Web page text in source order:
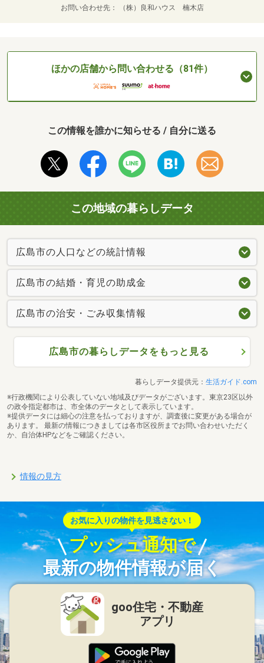
お問い合わせ先 （株）良和ハウス 楠木店
ほかの店舗から問い合わせる（81件）
この情報を誰かに知らせる / 自分に送る
この地域の暮らしデータ
広島市の人口などの統計情報
広島市の結婚・育児の助成金
広島市の治安・ごみ収集情報
広島市の暮らしデータをもっと見る
暮らしデータ提供元： 生活ガイド.com
※行政機関により公表していない地域及びデータがございます。東京23区以外
の政令指定都市は、市全体のデータとして表示しています。
※提供データには細心の注意を払っておりますが、調査後に変更がある場合が
あります。 最新の情報につきましては各市区役所までお問い合わせいただく
か、自治体HPなどをご確認ください。
情報の見方
お気に入りの物件を見逃さない！
プッシュ通知で
最新の物件情報が届く
goo住宅・不動産
アプリ